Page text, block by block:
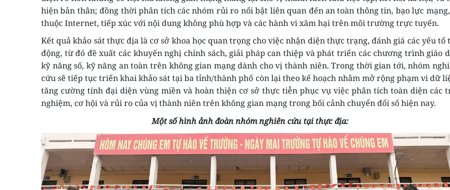
hiện bản thân; đồng thời phân tích các nhóm rủi ro nổi bật liên quan đến an toàn thông tin, bạo lực
thuộc Internet, tiếp xúc với nội dung không phù hợp và các hành vi xâm hại trên môi trường trực tuyến.
Kết quả khảo sát thực địa là cơ sở khoa học quan trọng cho việc nhận diện thực trạng, đánh giá các yếu tố
động, từ đó đề xuất các khuyến nghị chính sách, giải pháp can thiệp và phát triển các chương trình giáo
kỹ năng số, kỹ năng an toàn trên không gian mạng dành cho vị thành niên. Trong thời gian tới, nhóm
cứu sẽ tiếp tục triển khai khảo sát tại ba tỉnh/thành phố còn lại theo kế hoạch nhằm mở rộng phạm vi dữ
tăng cường tính đại diện vùng miền và hoàn thiện cơ sở thực tiễn phục vụ việc phân tích toàn diện các
nghiệm, cơ hội và rủi ro của vị thành niên trên không gian mạng trong bối cảnh chuyển đổi số hiện nay.
Một số hình ảnh đoàn nhóm nghiên cứu tại thực địa: